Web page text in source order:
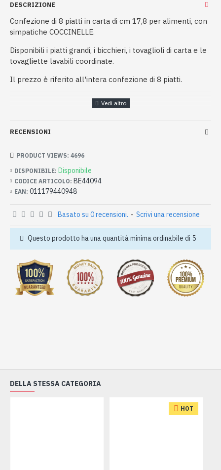
DESCRIZIONE
Confezione di 8 piatti in carta di cm 17,8 per alimenti, con
simpatiche COCCINELLE.
Disponibili i piatti grandi, i bicchieri, i tovaglioli di carta e le
tovagliette lavabili coordinate.
Il prezzo è riferito all'intera confezione di 8 piatti.
RECENSIONI
DISPONIBILE: Disponibile
CODICE ARTICOLO: BE44094
EAN: 011179440948
PRODUCT VIEWS: 4696
Basato su 0 recensioni. - Scrivi una recensione
Questo prodotto ha una quantità minima ordinabile di 5
DELLA STESSA CATEGORIA
HOT